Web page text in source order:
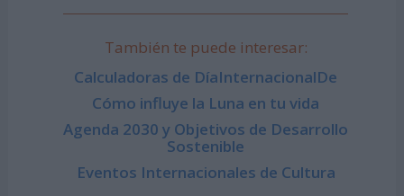
También te puede interesar:
Calculadoras de DíaInternacionalDe
Cómo influye la Luna en tu vida
Agenda 2030 y Objetivos de Desarrollo
Sostenible
Eventos Internacionales de Cultura